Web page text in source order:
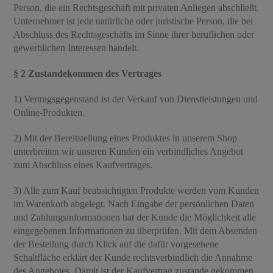
Kontakt
Person, die ein Rechtsgeschäft mit privaten Anliegen abschließt.
Unternehmer ist jede natürliche oder juristische Person, die bei
Abschluss des Rechtsgeschäfts im Sinne ihrer beruflichen oder
gewerblichen Interessen handelt.
§ 2 Zustandekommen des Vertrages
1) Vertragsgegenstand ist der Verkauf von Dienstleistungen und
Online-Produkten.
2) Mit der Bereitstellung eines Produktes in unserem Shop
unterbreiten wir unseren Kunden ein verbindliches Angebot
zum Abschluss eines Kaufvertrages.
3) Alle zum Kauf beabsichtigten Produkte werden vom Kunden
im Warenkorb abgelegt. Nach Eingabe der persönlichen Daten
und Zahlungsinformationen hat der Kunde die Möglichkeit alle
eingegebenen Informationen zu überprüfen. Mit dem Absenden
der Bestellung durch Klick auf die dafür vorgesehene
Schaltfläche erklärt der Kunde rechtsverbindlich die Annahme